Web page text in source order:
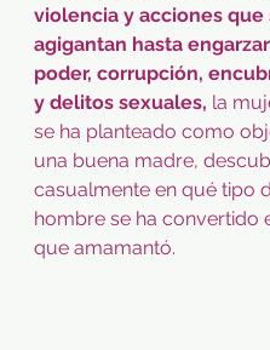
violencia y acciones que
agigantan hasta
poder, corrupción,
y delitos sexuales, la
se ha planteado como
una buena madre,
casualmente en qué tipo
hombre se ha convertido
que amamantó.